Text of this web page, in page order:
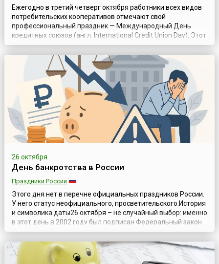
Ежегодно в третий четверг октября работники всех видов
потребительских кооперативов отмечают свой
профессиональный праздник — Международный День
кредитных союзов (англ. International Credit Union Day). Этот
всемирный праздник отмечается с 1948 года и с тех самых
пор является поводом для проведения многочисленных
мероприятий: дней открытых дверей кредитных союзов и
филиалов, благотворительных а...
26 октября
День банкротства в России
Праздники России
Этого дня нет в перечне официальных праздников России.
У него статус неофициального, просветительского.История
и символика даты26 октября – не случайный выбор: именно
в этот день в 2002 году был подписан Федеральный закон
№ 127-ФЗ «О несостоятельности (банкротстве)». До
принятия этого закона регулирование банкротства в
стране было разрозненным и менее системным. С тех пор
закон неоднокра...